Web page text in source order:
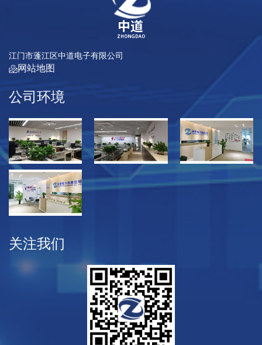
江门市蓬江区中道电子有限公司
网站地图
公司环境
关注我们